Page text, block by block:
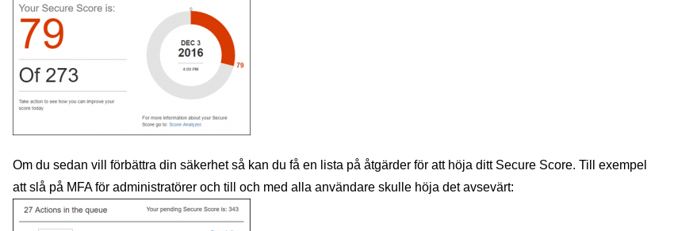
Om du sedan vill förbättra din säkerhet så kan du få en lista på åtgärder för att höja ditt Secure Score. Till exempel
att slå på MFA för administratörer och till och med alla användare skulle höja det avsevärt: